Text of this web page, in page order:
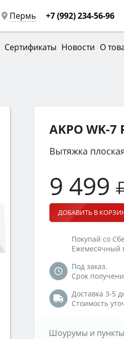
Пермь +7 (992) 234-56-96
Сертификаты Новости О
AKPO WK-
Вытяжка
9 499
ДОБАВИТЬ В
Покупай со
Ежемесячный
Под заказ.
Срок
Доставка 3-5
Стоимость
Шоурумы и